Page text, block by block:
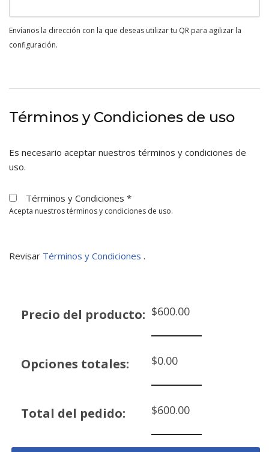
Envíanos la dirección con la que deseas utilizar tu QR para agilizar la
configuración.
Términos y Condiciones de uso
Es necesario aceptar nuestros términos y condiciones de
uso.
Términos y Condiciones *
Acepta nuestros términos y condiciones de uso.
Revisar Términos y Condiciones .
Precio del producto: $600.00
Opciones totales: $0.00
Total del pedido: $600.00